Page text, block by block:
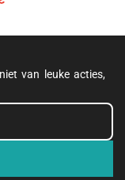
van leuke acties,